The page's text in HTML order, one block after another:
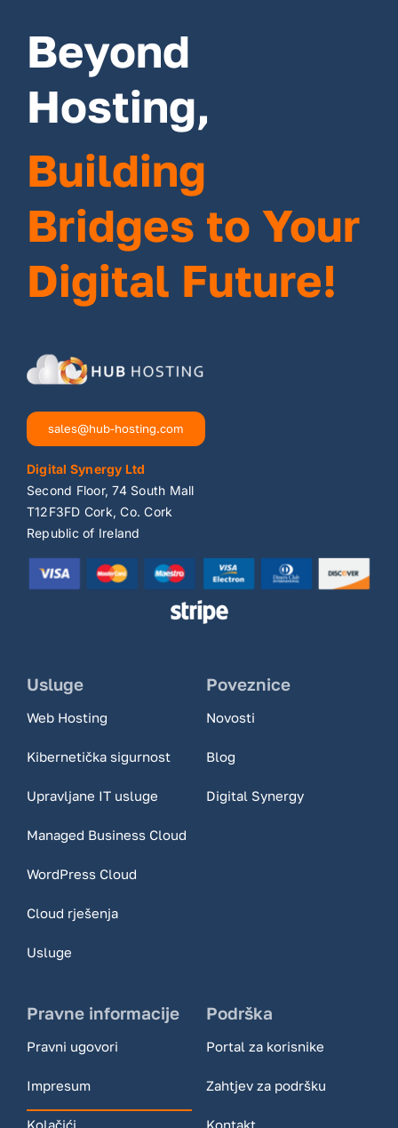
Beyond
Hosting,
Building
Bridges to Your
Digital Future!
sales@hub-hosting.com
Digital Synergy Ltd
Second Floor, 74 South Mall
T12F3FD Cork, Co. Cork
Republic of Ireland
Usluge
Web Hosting
Kibernetička sigurnost
Upravljane IT usluge
Managed Business Cloud
WordPress Cloud
Cloud rješenja
Usluge
Poveznice
Novosti
Blog
Digital Synergy
Pravne informacije
Pravni ugovori
Impresum
Kolačići
Podrška
Portal za korisnike
Zahtjev za podršku
Kontakt